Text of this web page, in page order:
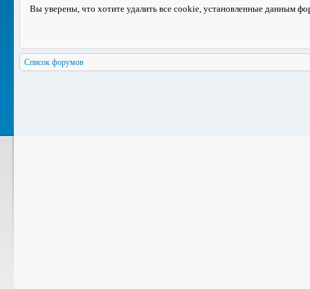
Вы уверены, что хотите удалить все cookie, установленные данным
Список форумов